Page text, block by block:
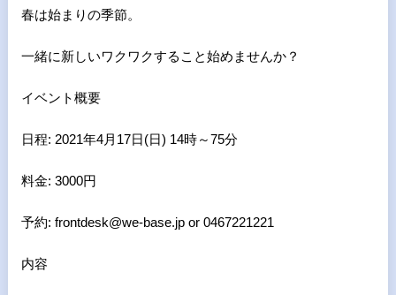
春は始まりの季節。
一緒に新しいワクワクすること始めませんか？
イベント概要
日程: 2021年4月17日(日) 14時～75分
料金: 3000円
予約: frontdesk@we-base.jp or 0467221221
内容